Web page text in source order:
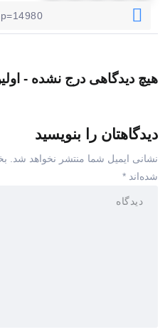
هیچ دیدگاهی درج نشده -
دیدگاهتان را بنویسید
نشانی ایمیل شما منتشر نخواهد شد.
شده‌اند *